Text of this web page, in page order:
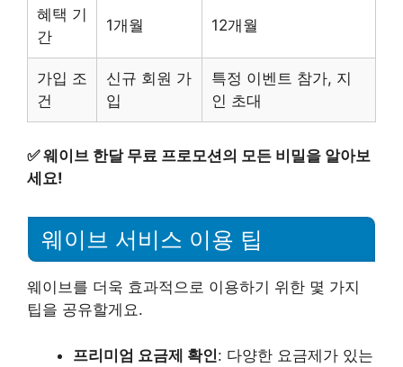
혜택 기
간
1개월 12개월
가입 조
건
신규 회원 가
입
특정 이벤트 참가, 지
인 초대
✅웨이브 한달 무료 프로모션의 모든 비밀을 알아보
세요!
웨이브 서비스 이용 팁
웨이브를 더욱 효과적으로 이용하기 위한 몇 가지
팁을 공유할게요.
프리미엄 요금제 확인: 다양한 요금제가 있는